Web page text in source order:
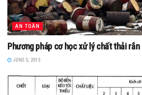
AN TOÀN
Phương pháp cơ học xử lý chất thải rắn
JUNE 5, 2015